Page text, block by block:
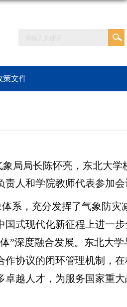
策文件
局局长陈怀亮，东北大学
责人和学院教师代表参加
系，充分发挥了气象防灾
国式现代化新征程上进一
”深度融合发展。东北大学
作协议的闭环管理机制，
卓越人才，为服务国家重